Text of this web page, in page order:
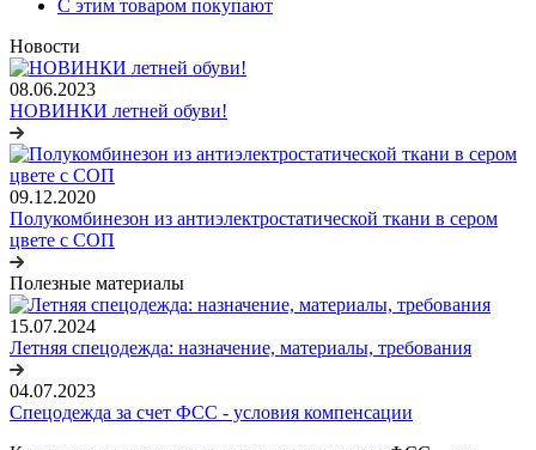
С этим товаром покупают
Новости
08.06.2023
НОВИНКИ летней обуви!
09.12.2020
Полукомбинезон из антиэлектростатической ткани в сером
цвете с СОП
Полезные материалы
15.07.2024
Летняя спецодежда: назначение, материалы, требования
04.07.2023
Спецодежда за счет ФСС - условия компенсации